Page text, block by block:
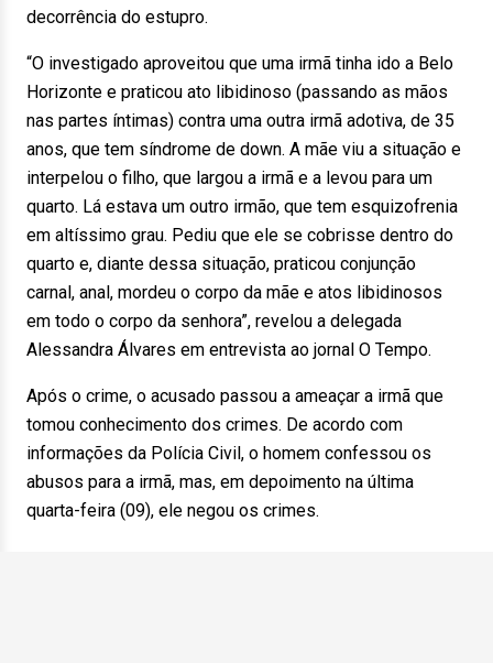
decorrência do estupro.
“O investigado aproveitou que uma irmã tinha ido a Belo
Horizonte e praticou ato libidinoso (passando as mãos
nas partes íntimas) contra uma outra irmã adotiva, de 35
anos, que tem síndrome de down. A mãe viu a situação e
interpelou o filho, que largou a irmã e a levou para um
quarto. Lá estava um outro irmão, que tem esquizofrenia
em altíssimo grau. Pediu que ele se cobrisse dentro do
quarto e, diante dessa situação, praticou conjunção
carnal, anal, mordeu o corpo da mãe e atos libidinosos
em todo o corpo da senhora”, revelou a delegada
Alessandra Álvares em entrevista ao jornal O Tempo.
Após o crime, o acusado passou a ameaçar a irmã que
tomou conhecimento dos crimes. De acordo com
informações da Polícia Civil, o homem confessou os
abusos para a irmã, mas, em depoimento na última
quarta-feira (09), ele negou os crimes.